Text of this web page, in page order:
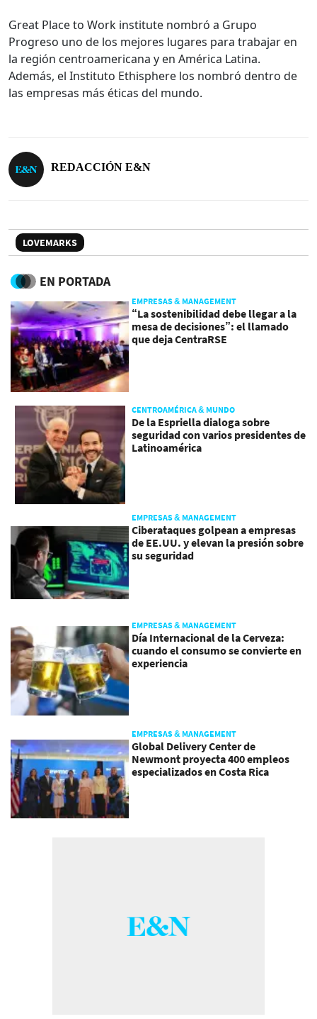
Great Place to Work institute nombró a Grupo
Progreso uno de los mejores lugares para trabajar en
la región centroamericana y en América Latina.
Además, el Instituto Ethisphere los nombró dentro de
las empresas más éticas del mundo.
REDACCIÓN E&N
LOVEMARKS
EN PORTADA
EMPRESAS & MANAGEMENT
“La sostenibilidad debe llegar a la
mesa de decisiones”: el llamado
que deja CentraRSE
CENTROAMÉRICA & MUNDO
De la Espriella dialoga sobre
seguridad con varios presidentes de
Latinoamérica
EMPRESAS & MANAGEMENT
Ciberataques golpean a empresas
de EE.UU. y elevan la presión sobre
su seguridad
EMPRESAS & MANAGEMENT
Día Internacional de la Cerveza:
cuando el consumo se convierte en
experiencia
EMPRESAS & MANAGEMENT
Global Delivery Center de
Newmont proyecta 400 empleos
especializados en Costa Rica